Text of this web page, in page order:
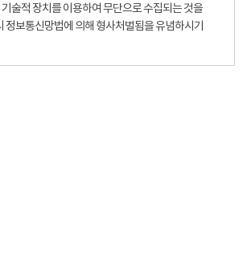
술적 장치를 이용하여 무단으로 수집되는 것을
정보통신망법에 의해 형사처벌됨을 유념하시기